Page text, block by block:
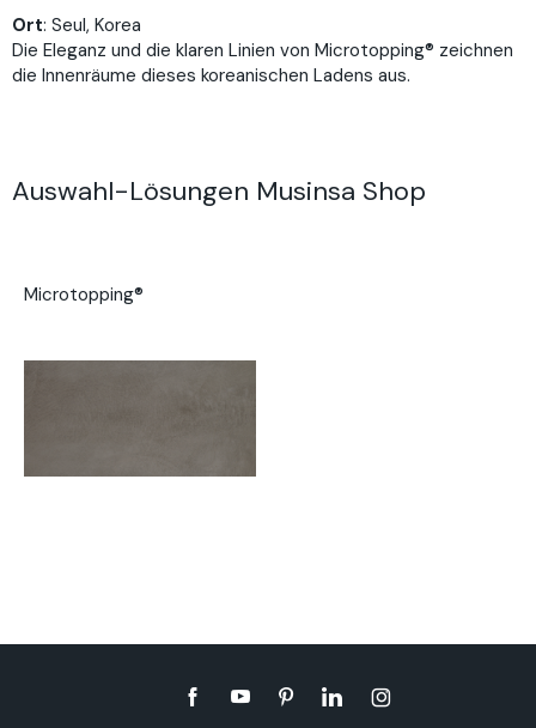
Ort: Seul, Korea
Die Eleganz und die klaren Linien von Microtopping® zeichnen
die Innenräume dieses koreanischen Ladens aus.
Auswahl-Lösungen Musinsa Shop
Microtopping®